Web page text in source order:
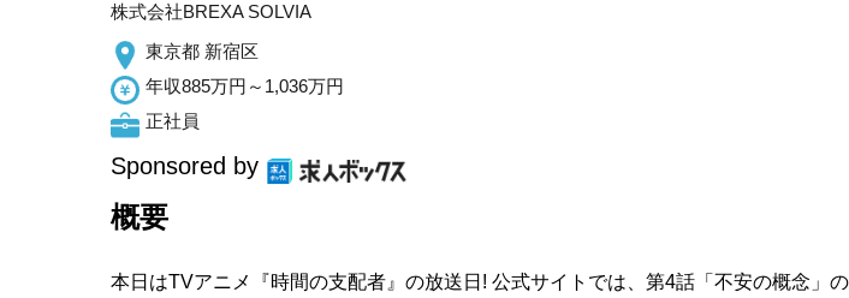
株式会社BREXA SOLVIA
東京都 新宿区
年収885万円～1,036万円
正社員
Sponsored by
概要
本日はTVアニメ『時間の支配者』の放送日! 公式サイトでは、第4話「不安の概念」